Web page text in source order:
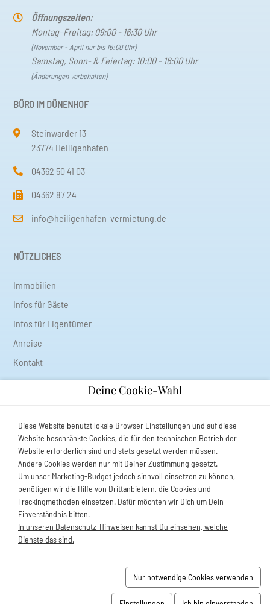
Öffnungszeiten:
Montag–Freitag: 09:00 - 16:30 Uhr
(November - April nur bis 16:00 Uhr)
Samstag, Sonn- & Feiertag: 10:00 - 16:00 Uhr
(Änderungen vorbehalten)
BÜRO IM DÜNENHOF
Steinwarder 13
23774 Heiligenhafen
04362 50 41 03
04362 87 24
info@heiligenhafen-vermietung.de
NÜTZLICHES
Immobilien
Infos für Gäste
Infos für Eigentümer
Anreise
Kontakt
Datenschutz
Cookie-Einstellungen
AGB
Impressum
URV widerrufen
Vermietungsbüro Heiligenhafen GmbH
Deine Cookie-Wahl
Diese Website benutzt lokale Browser Einstellungen und auf diese
Website beschränkte Cookies, die für den technischen Betrieb der
Website erforderlich sind und stets gesetzt werden müssen.
Andere Cookies werden nur mit Deiner Zustimmung gesetzt.
Um unser Marketing-Budget jedoch sinnvoll einsetzen zu können,
benötigen wir die Hilfe von Drittanbietern, die Cookies und
Trackingmethoden einsetzen. Dafür möchten wir Dich um Dein
Einverständnis bitten.
In unseren Datenschutz-Hinweisen kannst Du einsehen, welche
Dienste das sind.
Nur notwendige Cookies verwenden